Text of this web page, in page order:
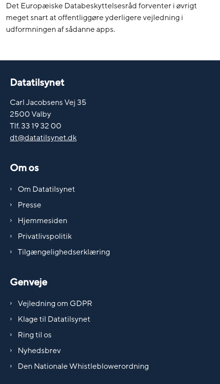
Det Europæiske Databeskyttelsesråd forventer i øvrigt
meget snart at offentliggøre yderligere vejledning i
udformningen af sådanne apps.
Datatilsynet
Carl Jacobsens Vej 35
2500 Valby
Tlf. 33 19 32 00
dt@datatilsynet.dk
Om os
Om Datatilsynet
Presse
Hjemmesiden
Privatlivspolitik
Tilgængelighedserklæring
Genveje
Vejledning om GDPR
Klage til Datatilsynet
Ring til os
Nyhedsbrev
Den Nationale Whistleblowerordning